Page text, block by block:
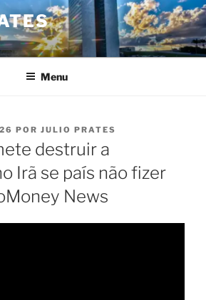
Menu
POR JULIO PRATES
destruir a
Irã se país não fizer
News